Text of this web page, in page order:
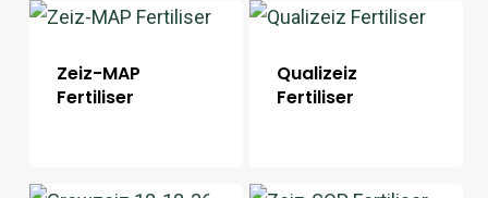
Zeiz-MAP
Fertiliser
Qualizeiz
Fertiliser